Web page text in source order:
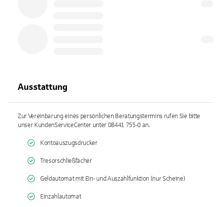
Ausstattung
Zur Vereinbarung eines persönlichen Beratungstermins rufen Sie bitte
unser KundenServiceCenter unter 08441 755-0 an.
Kontoauszugsdrucker
Tresorschließfächer
Geldautomat mit Ein- und Auszahlfunktion (nur Scheine)
Einzahlautomat